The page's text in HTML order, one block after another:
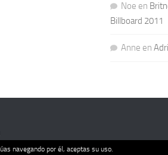
Noe en
Billboard 2011
Anne en
navegando por él, aceptas su uso.